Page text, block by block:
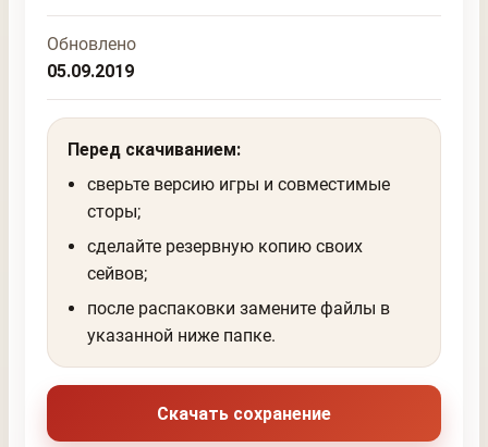
Обновлено
05.09.2019
Перед скачиванием:
сверьте версию игры и совместимые
сторы;
сделайте резервную копию своих
сейвов;
после распаковки замените файлы в
указанной ниже папке.
Скачать сохранение